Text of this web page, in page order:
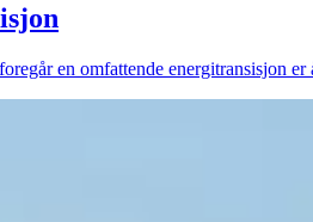
en omfattende energitransisjon